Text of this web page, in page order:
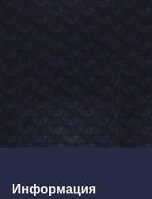
Информация